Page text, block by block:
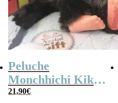
Peluche
Monchhichi Kiki
l’original (20 cm)
21,90€